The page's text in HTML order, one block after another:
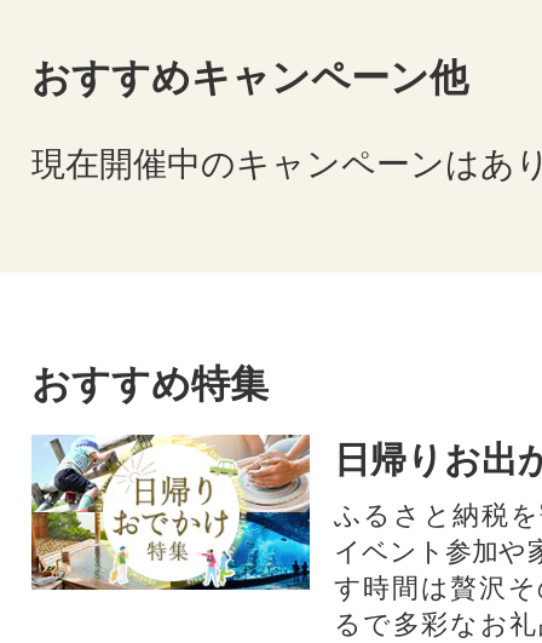
おすすめキャンペーン他
現在開催中のキャンペーンはあ
おすすめ特集
日帰りお出
ふるさと納税
イベント参加や
す時間は贅沢
るで多彩なお